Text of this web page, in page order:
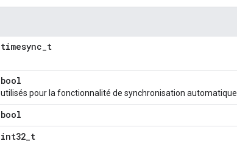
timesync_t
bool
utilisés pour la fonctionnalité de synchronisation automatique.
bool
int32_t